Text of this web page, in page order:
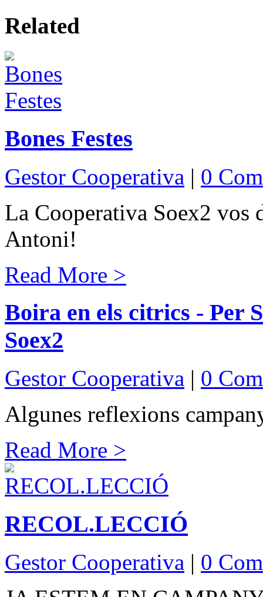
Related
Bones Festes
Gestor Cooperativa | 0
La Cooperativa Soex2 vos
Antoni!
Read More >
Boira en els citrics - Per
Soex2
Gestor Cooperativa | 0
Algunes reflexions
Read More >
RECOL.LECCIÓ
Gestor Cooperativa | 0